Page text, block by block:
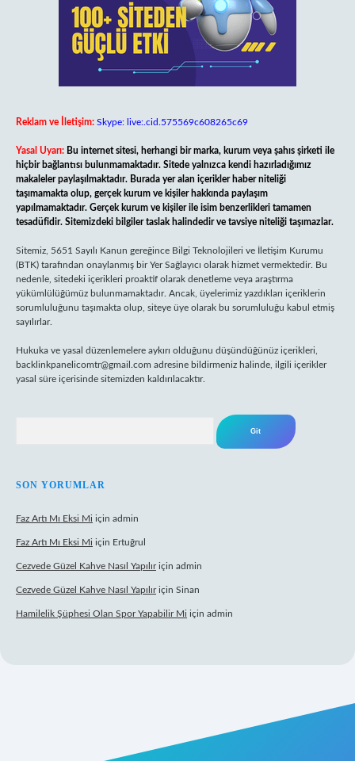
Reklam ve İletişim: Skype: live:.cid.575569c608265c69
Yasal Uyarı: Bu internet sitesi, herhangi bir marka, kurum veya şahıs şirketi ile
hiçbir bağlantısı bulunmamaktadır. Sitede yalnızca kendi hazırladığımız
makaleler paylaşılmaktadır. Burada yer alan içerikler haber niteliği
taşımamakta olup, gerçek kurum ve kişiler hakkında paylaşım
yapılmamaktadır. Gerçek kurum ve kişiler ile isim benzerlikleri tamamen
tesadüfidir. Sitemizdeki bilgiler taslak halindedir ve tavsiye niteliği taşımazlar.
Sitemiz, 5651 Sayılı Kanun gereğince Bilgi Teknolojileri ve İletişim Kurumu
(BTK) tarafından onaylanmış bir Yer Sağlayıcı olarak hizmet vermektedir. Bu
nedenle, sitedeki içerikleri proaktif olarak denetleme veya araştırma
yükümlülüğümüz bulunmamaktadır. Ancak, üyelerimiz yazdıkları içeriklerin
sorumluluğunu taşımakta olup, siteye üye olarak bu sorumluluğu kabul etmiş
sayılırlar.
Hukuka ve yasal düzenlemelere aykırı olduğunu düşündüğünüz içerikleri,
backlinkpanelicomtr@gmail.com adresine bildirmeniz halinde, ilgili içerikler
yasal süre içerisinde sitemizden kaldırılacaktır.
SON YORUMLAR
Faz Artı Mı Eksi Mi için admin
Faz Artı Mı Eksi Mi için Ertuğrul
Cezvede Güzel Kahve Nasıl Yapılıriçin admin
Cezvede Güzel Kahve Nasıl Yapılıriçin Sinan
Hamilelik Şüphesi Olan Spor Yapabilir Mi için admin